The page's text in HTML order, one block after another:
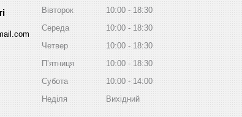
Вівторок
10:00
18:30
Середа
10:00
18:30
Четвер
10:00
18:30
Пʼятниця
10:00
18:30
Субота
10:00
14:00
Неділя
Вихідний